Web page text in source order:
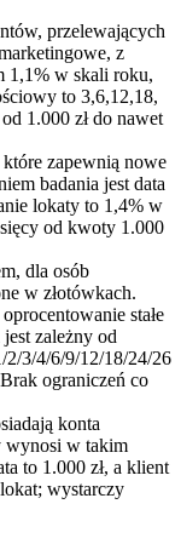
przelewających
z
1,1% w skali roku,
to 3,6,12,18,
1.000 zł do nawet
zapewnią nowe
badania jest data
lokaty to 1,4% w
od kwoty 1.000
dla osób
w złotówkach.
stałe
zależny od
3/4/6/9/12/18/24/26
ograniczeń co
konta
wynosi w takim
to 1.000 zł, a klient
wystarczy